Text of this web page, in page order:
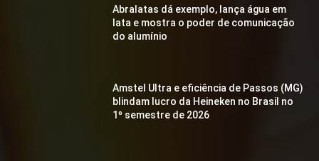
Abralatas dá exemplo, lança água em
lata e mostra o poder de comunicação
do alumínio
Amstel Ultra e eficiência de Passos (MG)
blindam lucro da Heineken no Brasil no
1º semestre de 2026